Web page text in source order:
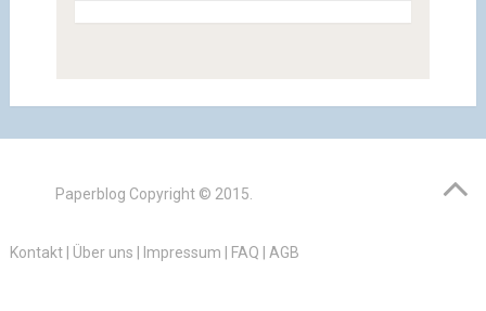
Paperblog Copyright © 2015.
Kontakt| Über uns Impressum FAQ AGB